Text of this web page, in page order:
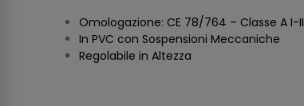
Omologazione: CE 78/764 – Classe A I-II
In PVC con Sospensioni Meccaniche
Regolabile in Altezza